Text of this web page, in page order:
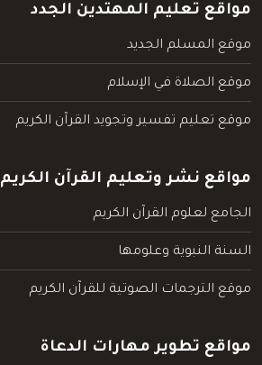
مواقع تعليم المهتدين الجدد
موقع المسلم الجديد
موقع الصلاة في الإسلام
موقع تعليم تفسير وتجويد القرآن الكريم
مواقع نشر وتعليم القرآن الكريم
الجامع لعلوم القرآن الكريم
السنة النبوية وعلومها
موقع الترجمات الصوتية للقرآن الكريم
مواقع تطوير مهارات الدعاة